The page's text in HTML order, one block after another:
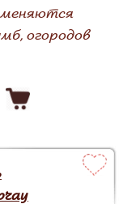
огородов